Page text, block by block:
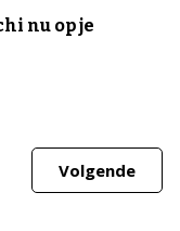
nu op je
Volgende